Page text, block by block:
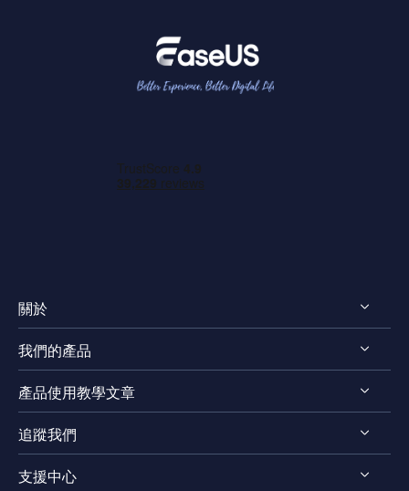
關於
認識 EaseUS
評測 & 獎項
法律聲明
我們的產品
EaseUS VoiceWave
EaseUS VideoKit
EaseUS Video Downloader
產品使用教學文章
影片剪輯技巧
影片轉檔技巧
追蹤我們
 
支援中心